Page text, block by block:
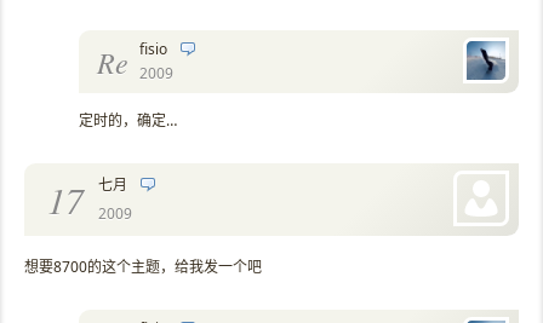
Re fisio
2009
定时的，确定…
17
七月
2009
想要8700的这个主题，给我发一个吧